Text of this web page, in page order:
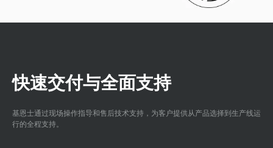
快速交付与全面支持
基恩士通过现场操作指导和售后技术支持，为客户提供从产品选择到生产线运
行的全程支持。